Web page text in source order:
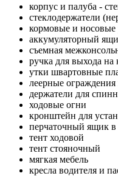
корпус и палуба -
стеклодержатели
кормовые и носовые
аккумуляторный
съемная
ручка для выхода на
утки швартовные
леерные
держатели для
ходовые огни
кронштейн для
перчаточный ящик в
тент ходовой
тент стояночный
мягкая мебель
кресла водителя и